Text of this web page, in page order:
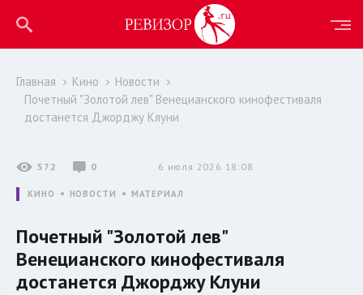
Главная Кино
Новости
Почетный "Золотой лев" Венецианского кинофестиваля
достанется Джорджу Клуни
572 0 6 июля 2026 18:08
КИНО НОВОСТИ МАТЕРИАЛ
Почетный "Золотой лев"
Венецианского кинофестиваля
достанется Джорджу Клуни